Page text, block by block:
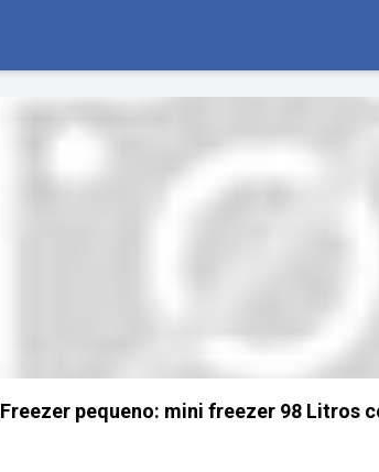
Freezer pequeno: mini freezer 98 Litros